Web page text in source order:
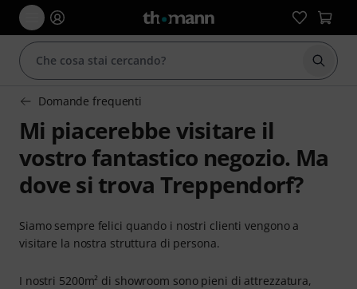
Domande frequenti
Mi piacerebbe visitare il
vostro fantastico negozio. Ma
dove si trova Treppendorf?
Siamo sempre felici quando i nostri clienti vengono a
visitare la nostra struttura di persona.
I nostri 5200m² di showroom sono pieni di attrezzatura,